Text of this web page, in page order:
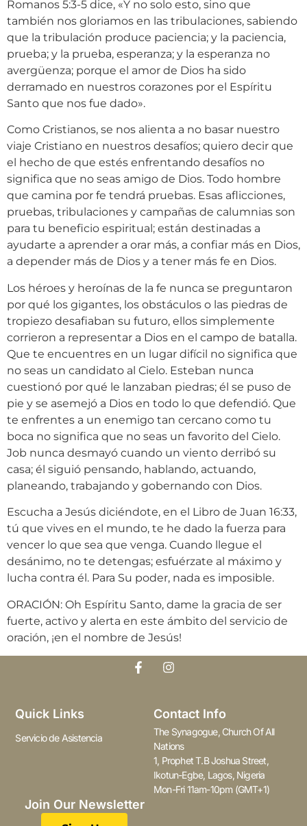
Romanos 5:3-5 dice, «Y no solo esto, sino que
también nos gloriamos en las tribulaciones, sabiendo
que la tribulación produce paciencia; y la paciencia,
prueba; y la prueba, esperanza; y la esperanza no
avergüenza; porque el amor de Dios ha sido
derramado en nuestros corazones por el Espíritu
Santo que nos fue dado».
Como Cristianos, se nos alienta a no basar nuestro
viaje Cristiano en nuestros desafíos; quiero decir que
el hecho de que estés enfrentando desafíos no
significa que no seas amigo de Dios. Todo hombre
que camina por fe tendrá pruebas. Esas aflicciones,
pruebas, tribulaciones y campañas de calumnias son
para tu beneficio espiritual; están destinadas a
ayudarte a aprender a orar más, a confiar más en Dios,
a depender más de Dios y a tener más fe en Dios.
Los héroes y heroínas de la fe nunca se preguntaron
por qué los gigantes, los obstáculos o las piedras de
tropiezo desafiaban su futuro, ellos simplemente
corrieron a representar a Dios en el campo de batalla.
Que te encuentres en un lugar difícil no significa que
no seas un candidato al Cielo. Esteban nunca
cuestionó por qué le lanzaban piedras; él se puso de
pie y se asemejó a Dios en todo lo que defendió. Que
te enfrentes a un enemigo tan cercano como tu
boca no significa que no seas un favorito del Cielo.
Job nunca desmayó cuando un viento derribó su
casa; él siguió pensando, hablando, actuando,
planeando, trabajando y gobernando con Dios.
Escucha a Jesús diciéndote, en el Libro de Juan 16:33,
tú que vives en el mundo, te he dado la fuerza para
vencer lo que sea que venga. Cuando llegue el
desánimo, no te detengas; esfuérzate al máximo y
lucha contra él. Para Su poder, nada es imposible.
ORACIÓN: Oh Espíritu Santo, dame la gracia de ser
fuerte, activo y alerta en este ámbito del servicio de
oración, ¡en el nombre de Jesús!
Quick Links
Servicio de Asistencia
Contact Info
The Synagogue, Church Of All
Nations
1, Prophet T.B Joshua Street,
Ikotun-Egbe, Lagos, Nigeria
Mon-Fri 11am-10pm (GMT+1)
Join Our Newsletter